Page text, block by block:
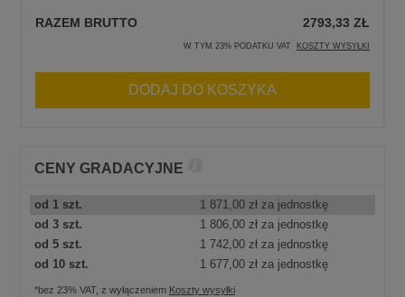
RAZEM BRUTTO 2793,33 ZŁ
W TYM 23% PODATKU VAT KOSZTY WYSYŁKI
DODAJ DO KOSZYKA
CENY GRADACYJNE
od 1 szt. 1 871,00 złza jednostkę
od 3 szt.
1 806,00 złza jednostkę
od 5 szt.
1 742,00 złza jednostkę
od 10 szt.
1 677,00 złza jednostkę
*bez 23% VAT, z wyłączeniem Koszty wysyłki